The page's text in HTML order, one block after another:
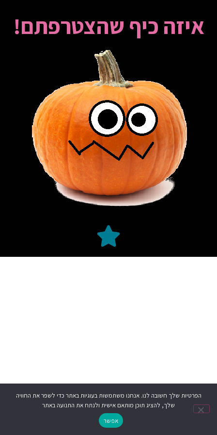
איזה כיף שהצטרפתם!
הפרטיות שלך חשובה לנו. אנחנו משתמשות בעוגיות באתר כדי לשפר את החוויה
שלך, להציג תוכן מותאם אישית ולנתח את התנועה באתר
אפשר